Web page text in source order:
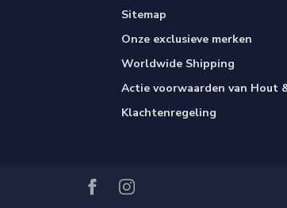
Sitemap
Onze exclusieve merken
Worldwide Shipping
Actie voorwaarden van Hout
Klachtenregeling